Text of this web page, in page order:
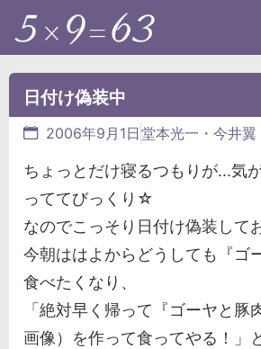
日付け偽装中
2006年9月1日 堂本光一・今井翼
ちょっとだけ寝るつもりが...気
っててびっくり☆
なのでこっそり日付け偽装して
今朝ははよからどうしても『ゴ
食べたくなり、
「絶対早く帰って『ゴーヤと豚
画像）を作って食ってやる！」